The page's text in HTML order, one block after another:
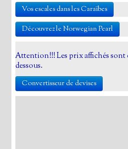
Vos escales dans les Caraïbes
Découvrez le Norwegian Pearl
Attention!!! Les prix affichés sont
dessous.
Convertisseur de devises